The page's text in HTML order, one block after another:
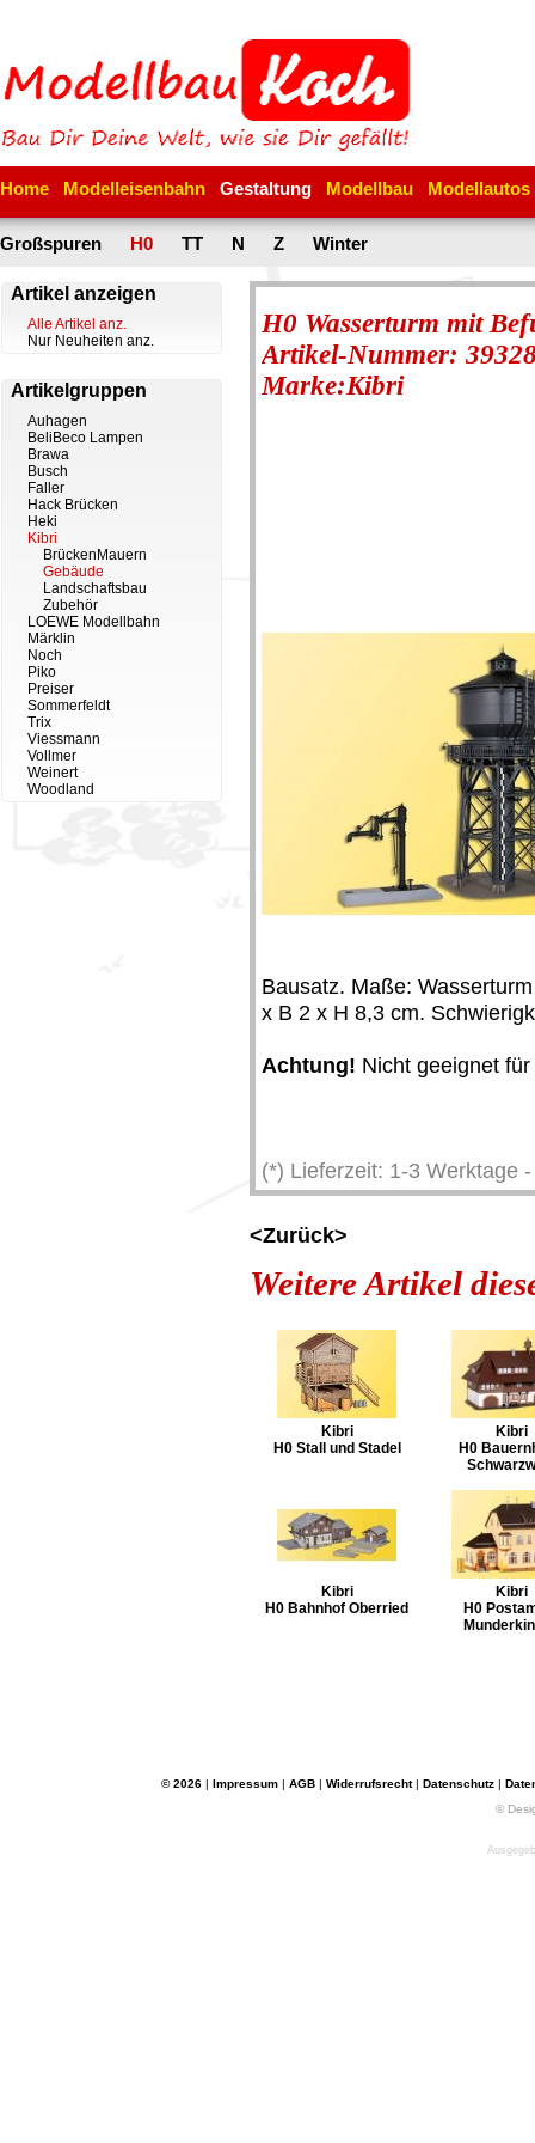
Home Modelleisenbahn Gestaltung Modellbau Modellautos
Großspuren H0 TT N Z Winter
Artikel anzeigen
Alle Artikel anz.
Nur Neuheiten anz.
Artikelgruppen
Auhagen
BeliBeco Lampen
Brawa
Busch
Faller
Hack Brücken
Heki
Kibri
BrückenMauern
Gebäude
Landschaftsbau
Zubehör
LOEWE Modellbahn
Märklin
Noch
Piko
Preiser
Sommerfeldt
Trix
Viessmann
Vollmer
Weinert
Woodland
H0 Wasserturm mit
Artikel-Nummer:
Marke:Kibri
Bausatz. Maße:
x B 2 x H 8,3 cm.
Achtung! Nicht geeignet
(*) Lieferzeit: 1-3 Werktage
<Zurück>
Weitere Artikel
Kibri
H0 Stall und Stadel
Kibri
H0
Kibri
H0 Bahnhof Oberried
Kibri
H0
© 2026 | Impressum | AGB | Widerrufsrecht| Datenschutz |
©